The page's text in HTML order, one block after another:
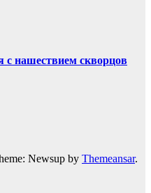
с нашествием скворцов
Newsup by Themeansar.